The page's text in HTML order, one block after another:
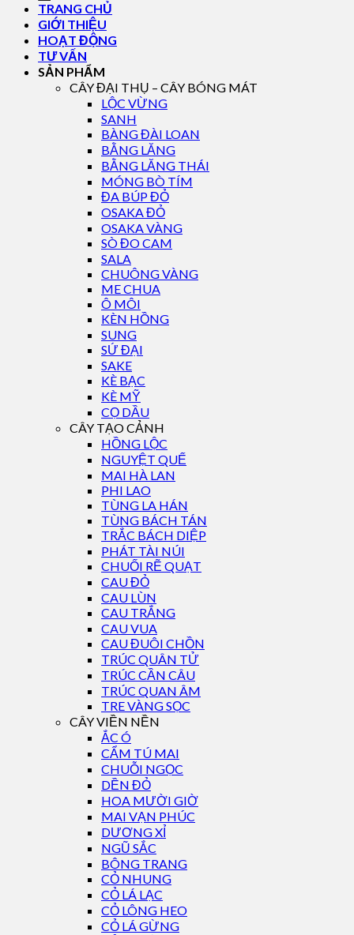
TRANG CHỦ
GIỚI THIỆU
HOẠT ĐỘNG
TƯ VẤN
SẢN PHẨM
CÂY ĐẠI THỤ – CÂY BÓNG MÁT
LỘC VỪNG
SANH
BÀNG ĐÀI LOAN
BẰNG LĂNG
BẰNG LĂNG THÁI
MÓNG BÒ TÍM
ĐA BÚP ĐỎ
OSAKA ĐỎ
OSAKA VÀNG
SÒ ĐO CAM
SALA
CHUÔNG VÀNG
ME CHUA
Ô MÔI
KÈN HỒNG
SUNG
SỨ ĐẠI
SAKE
KÈ BẠC
KÈ MỸ
CỌ DẦU
CÂY TẠO CẢNH
HỒNG LỘC
NGUYỆT QUẾ
MAI HÀ LAN
PHI LAO
TÙNG LA HÁN
TÙNG BÁCH TÁN
TRẮC BÁCH DIỆP
PHÁT TÀI NÚI
CHUỐI RẼ QUẠT
CAU ĐỎ
CAU LÙN
CAU TRẮNG
CAU VUA
CAU ĐUÔI CHỒN
TRÚC QUÂN TỬ
TRÚC CẦN CÂU
TRÚC QUAN ÂM
TRE VÀNG SỌC
CÂY VIỀN NỀN
ẮC Ó
CẨM TÚ MAI
CHUỖI NGỌC
DỀN ĐỎ
HOA MƯỜI GIỜ
MAI VẠN PHÚC
DƯƠNG XỈ
NGŨ SẮC
BÔNG TRANG
CỎ NHUNG
CỎ LÁ LẠC
CỎ LÔNG HEO
CỎ LÁ GỪNG